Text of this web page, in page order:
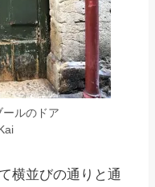
ールのドア
横並びの通りと通